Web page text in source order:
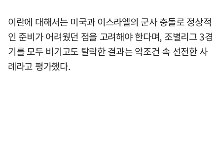
이란에 대해서는 미국과 이스라엘의 군사 충돌로 정상적
인 준비가 어려웠던 점을 고려해야 한다며, 조별리그 3경
기를 모두 비기고도 탈락한 결과는 악조건 속 선전한 사
례라고 평가했다.